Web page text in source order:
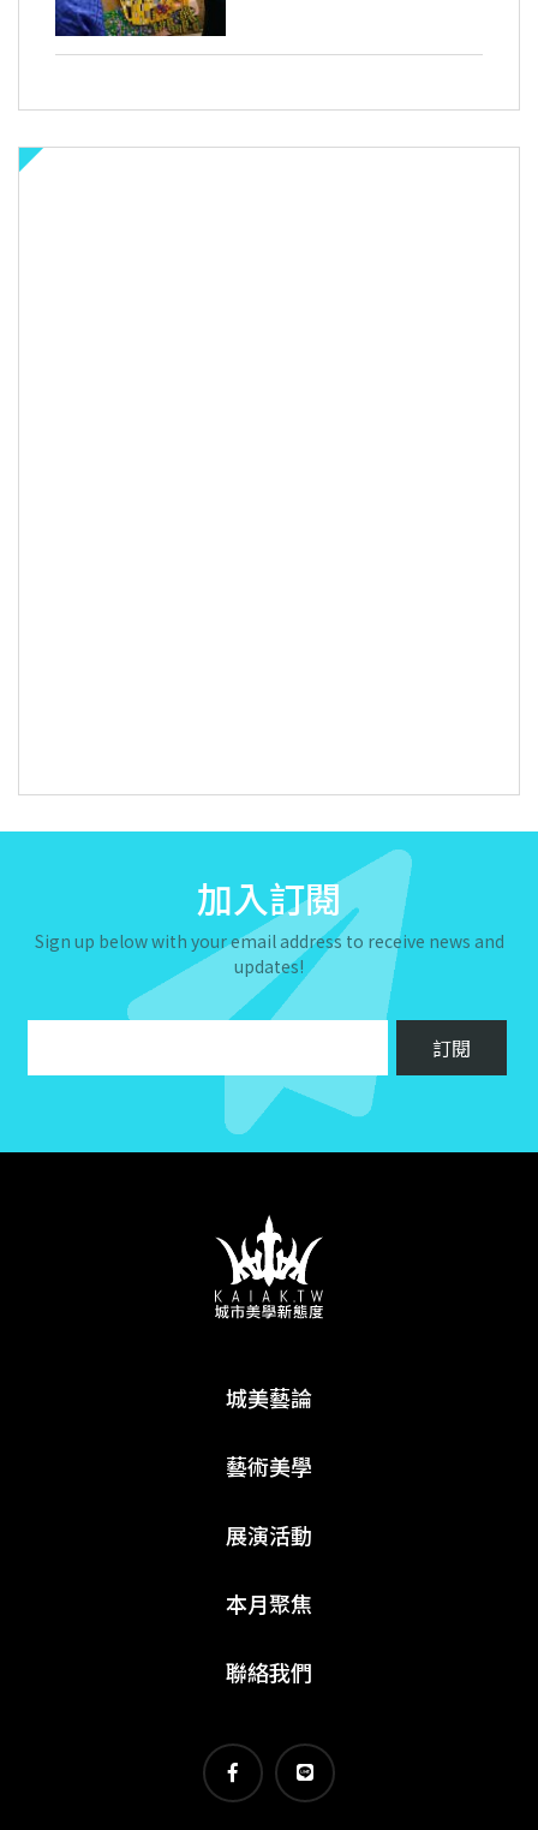
加入訂閱
Sign up below with your email address to receive news and
updates!
城美藝論
藝術美學
展演活動
本月聚焦
聯絡我們